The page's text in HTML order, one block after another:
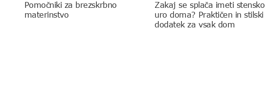
Pomočniki za brezskrbno
materinstvo
Zakaj se splača imeti stensko
uro doma? Praktičen in stilski
dodatek za vsak dom